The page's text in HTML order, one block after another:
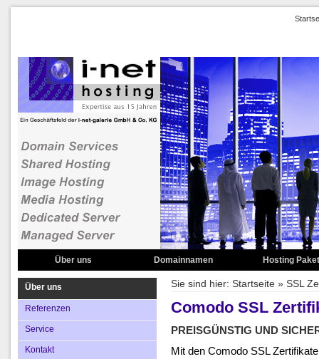
Über uns
Service
Domainnamen
Domainübersicht
Geographische Domains
Generische Domains
** Neue gTLDs **
Hosting
Starter Kits
Business
Merchant
Über uns
Referenzen
Service
Kontakt
Sie sind hier: Startseite » SSL
Comodo SSL
PREISGÜNSTIG UND
Mit den Comodo SSL